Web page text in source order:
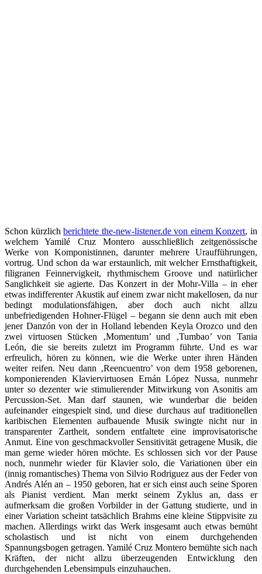
Schon kürzlichberichtete the-new-listener.de von einem Konzert, in
welchem Yamilé Cruz Montero ausschließlich zeitgenössische
Werke von Komponistinnen, darunter mehrere Uraufführungen,
vortrug. Und schon da war erstaunlich, mit welcher Ernsthaftigkeit,
filigranen Feinnervigkeit, rhythmischem Groove und natürlicher
Sanglichkeit sie agierte. Das Konzert in der Mohr-Villa – in eher
etwas indifferenter Akustik auf einem zwar nicht makellosen, da nur
bedingt modulationsfähigen, aber doch auch nicht allzu
unbefriedigenden Hohner-Flügel – begann sie denn auch mit eben
jener Danzón von der in Holland lebenden Keyla Orozco und den
zwei virtuosen Stücken ‚Momentum’ und ‚Tumbao’ von Tania
León, die sie bereits zuletzt im Programm führte. Und es war
erfreulich, hören zu können, wie die Werke unter ihren Händen
weiter reifen. Neu dann ‚Reencuentro’ von dem 1958 geborenen,
komponierenden Klaviervirtuosen Ernán López Nussa, nunmehr
unter so dezenter wie stimulierender Mitwirkung von Asonitis am
Percussion-Set. Man darf staunen, wie wunderbar die beiden
aufeinander eingespielt sind, und diese durchaus auf traditionellen
karibischen Elementen aufbauende Musik swingte nicht nur in
transparenter Zartheit, sondern entfaltete eine improvisatorische
Anmut. Eine von geschmackvoller Sensitivität getragene Musik, die
man gerne wieder hören möchte. Es schlossen sich vor der Pause
noch, nunmehr wieder für Klavier solo, die Variationen über ein
(innig romantisches) Thema von Silvio Rodriguez aus der Feder von
Andrés Alén an – 1950 geboren, hat er sich einst auch seine Sporen
als Pianist verdient. Man merkt seinem Zyklus an, dass er
aufmerksam die großen Vorbilder in der Gattung studierte, und in
einer Variation scheint tatsächlich Brahms eine kleine Stippvisite zu
machen. Allerdings wirkt das Werk insgesamt auch etwas bemüht
scholastisch und ist nicht von einem durchgehenden
Spannungsbogen getragen. Yamilé Cruz Montero bemühte sich nach
Kräften, der nicht allzu überzeugenden Entwicklung den
durchgehenden Lebensimpuls einzuhauchen.